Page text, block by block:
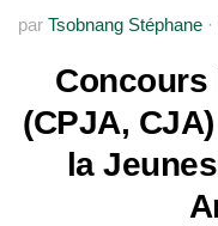
par Tsobnang Stéphane ·
Concours
(CPJA,
la